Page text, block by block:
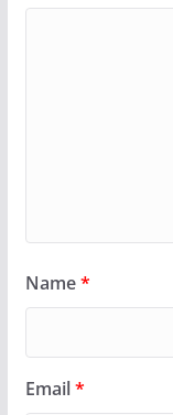
Name*
Email*